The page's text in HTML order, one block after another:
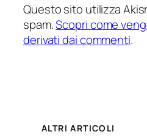
Questo sito utilizza
spam.Scopri come
derivati dai commenti.
ALTRI ARTICOLI